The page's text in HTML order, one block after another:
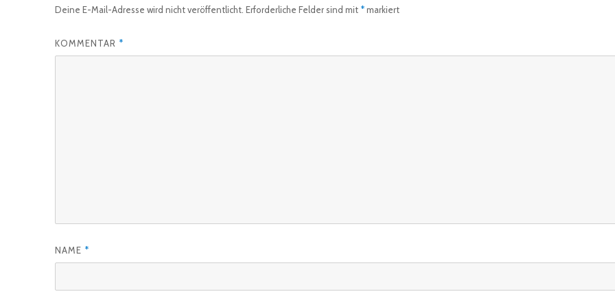
Deine E-Mail-Adresse wird nicht veröffentlicht. Erforderliche Felder sind mit *markiert
KOMMENTAR *
NAME *